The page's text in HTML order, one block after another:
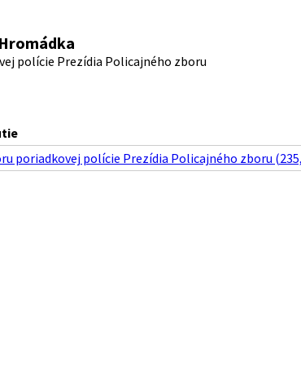
polície Prezídia Policajného zboru
poriadkovej polície Prezídia Policajného zboru